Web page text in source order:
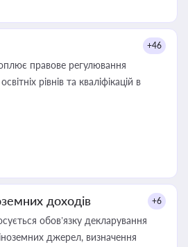
+46
правове регулювання
рівнів та кваліфікацій в
доходів +6
обов’язку декларування
джерел, визначення